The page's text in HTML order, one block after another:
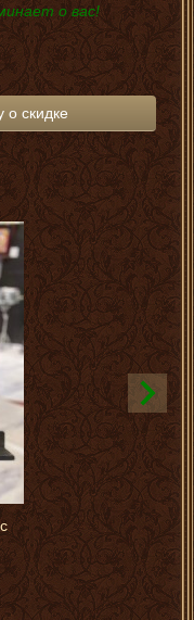
о вас!
скидке